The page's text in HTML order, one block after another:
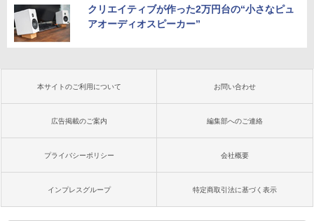
クリエイティブが作った2万円台の“小さなピュ
アオーディオスピーカー”
本サイトのご利用について お問い合わせ
広告掲載のご案内 編集部へのご連絡
プライバシーポリシー 会社概要
インプレスグループ 特定商取引法に基づく表示